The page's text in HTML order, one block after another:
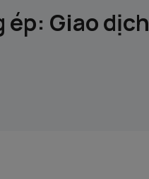
ép: Giao dịch